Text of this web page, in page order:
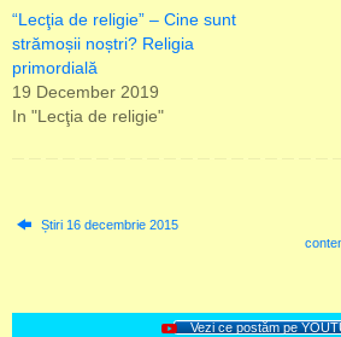
“Lecţia de religie” – Cine sunt
strămoșii noștri? Religia
primordială
19 December 2019
In "Lecţia de religie"
Știri 16 decembrie 2015
Vezi ce postăm pe